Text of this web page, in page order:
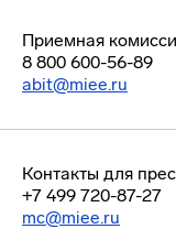
Приемная
8 800 600-56-89
abit@miee.ru
Контакты для
+7 499 720-87-27
mc@miee.ru